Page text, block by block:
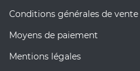
Conditions générales de vente
Moyens de paiement
Mentions légales